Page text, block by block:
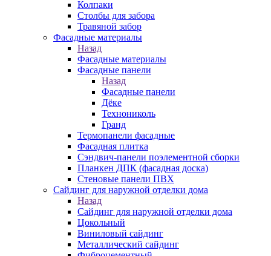
Колпаки
Столбы для забора
Травяной забор
Фасадные материалы
Назад
Фасадные материалы
Фасадные панели
Назад
Фасадные панели
Дёке
Технониколь
Гранд
Термопанели фасадные
Фасадная плитка
Сэндвич-панели поэлементной сборки
Планкен ДПК (фасадная доска)
Стеновые панели ПВХ
Сайдинг для наружной отделки дома
Назад
Сайдинг для наружной отделки дома
Цокольный
Виниловый сайдинг
Металлический сайдинг